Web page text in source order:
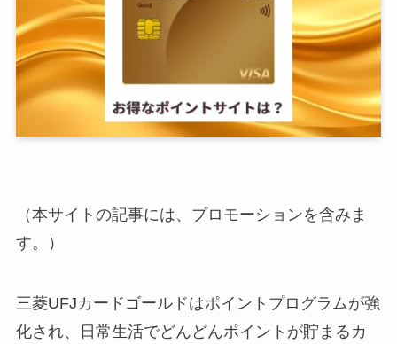
（本サイトの記事には、プロモーションを含みま
す。）
三菱UFJカードゴールドはポイントプログラムが強
化され、日常生活でどんどんポイントが貯まるカ